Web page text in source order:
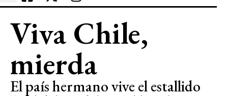
Viva Chile,
mierda
El país hermano vive el estallido